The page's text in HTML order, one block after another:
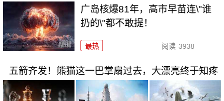
广岛核爆81年，高市早苗连\"谁
扔的\"都不敢提！
最热 阅读 3938
五箭齐发！熊猫这一巴掌扇过去，大漂亮终于知疼